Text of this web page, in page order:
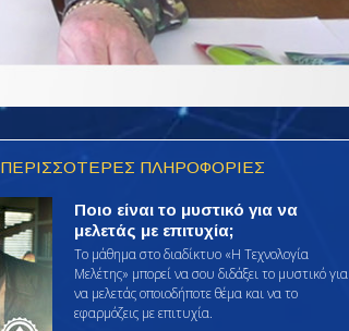
ΠΕΡΙΣΣΟΤΕΡΕΣ ΠΛΗΡΟΦΟΡΙΕΣ
Ποιο είναι το μυστικό για να
μελετάς με επιτυχία;
Το μάθημα στο διαδίκτυο «Η Τεχνολογία
Μελέτης» μπορεί να σου διδάξει το μυστικό για
να μελετάς οποιοδήποτε θέμα και να το
εφαρμόζεις με επιτυχία.